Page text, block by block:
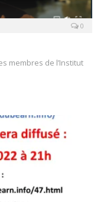
0
membres de l’Institut